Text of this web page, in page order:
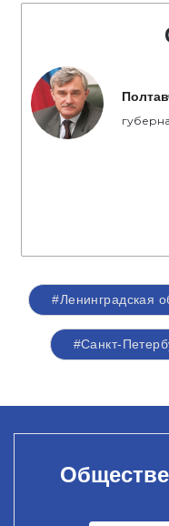
#Ленинградская
#Санкт-